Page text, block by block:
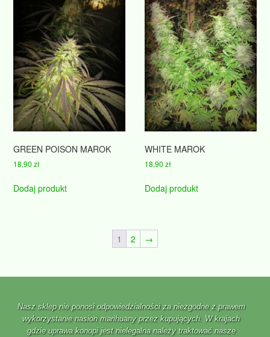
GREEN POISON MAROK
18,90zł
Dodaj produkt
WHITE MAROK
18,90zł
Dodaj produkt
1 2 →
Nasz sklep nie ponosi odpowiedzialności za niezgodne z prawem
wykorzystanie nasion marihuany przez kupujących. W krajach
gdzie uprawa konopi jest nielegalna należy traktować nasze